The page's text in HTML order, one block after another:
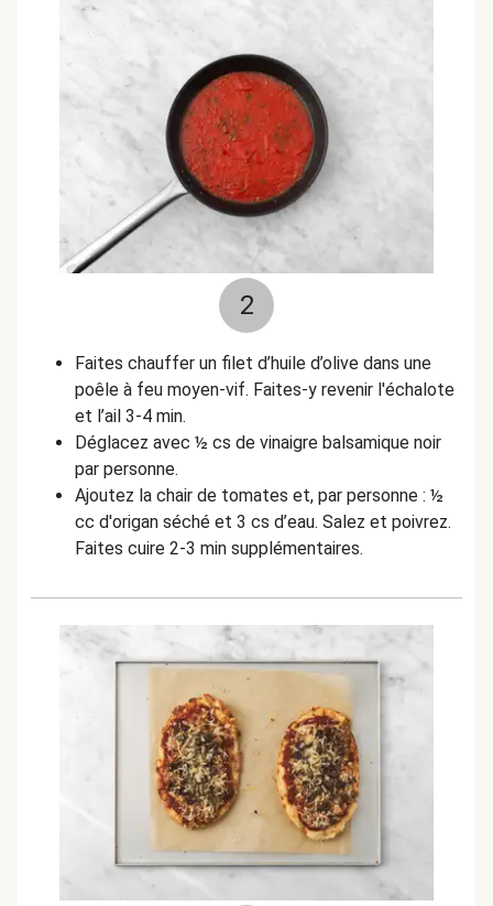
2
Faites chauffer un filet d’huile d’olive dans une
poêle à feu moyen-vif. Faites-y revenir l'échalote
et l’ail 3-4 min.
Déglacez avec ½ cs de vinaigre balsamique noir
par personne.
Ajoutez la chair de tomates et, par personne : ½
cc d'origan séché et 3 cs d’eau. Salez et poivrez.
Faites cuire 2-3 min supplémentaires.